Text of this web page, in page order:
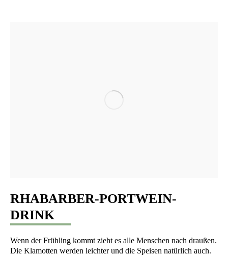
RHABARBER-PORTWEIN-
DRINK
Wenn der Früh­ling kommt zieht es alle Men­schen nach drau­ßen.
Die Kla­mot­ten wer­den leich­ter und die Spei­sen natür­lich auch.